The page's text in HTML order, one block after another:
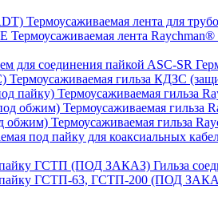
Термоусаживаемая лента для
Термоусаживаемая лента
ASC‐SR
Термоусаживаемая гильза КДЗС
Термоусаживаемая гильза
Термоусаживаемая гильза
Термоусаживаемая гильза
Гильза